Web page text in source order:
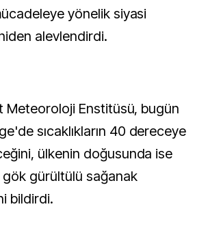
yönelik siyasi
alevlendirdi.
Meteoroloji Enstitüsü, bugün
sıcaklıkların 40 dereceye
ülkenin doğusunda ise
gürültülü sağanak
bildirdi.